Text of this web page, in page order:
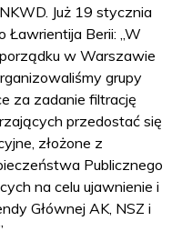
Już 19 stycznia
Ławrientija Berii: „W
w Warszawie
grupy
za zadanie filtrację
przedostać się
złożone z
Publicznego
na celu ujawnienie i
Głównej AK, NSZ i